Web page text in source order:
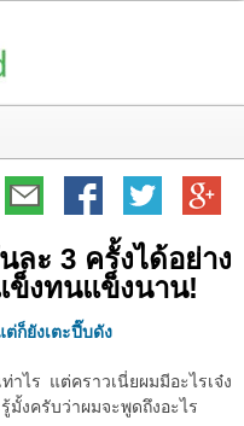
ละ 3 ครั้งได้อย่าง
ข็งทนแข็งนาน!
ต่ก็ยังเตะปี๊บดัง
ไร แต่คราวเนี่ยผมมีอะไรเจ๋ง
มั้งครับว่าผมจะพูดถึงอะไร